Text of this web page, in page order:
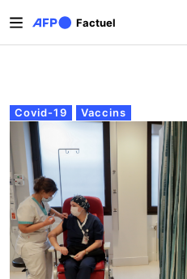
Factuel
Onglets principaux
Covid-19 Vaccins